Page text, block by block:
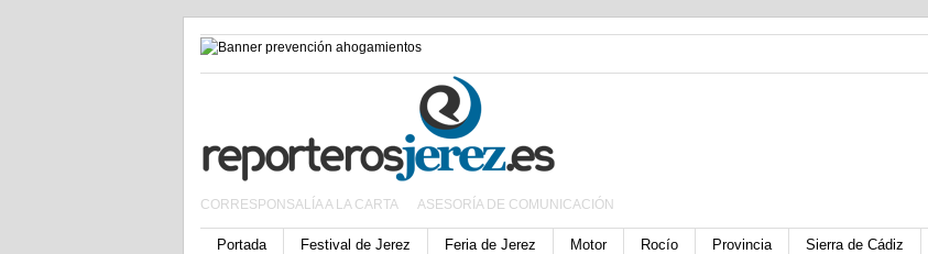
CORRESPONSALÍA A LA CARTA ASESORÍA DE COMUNICACIÓN
Portada Festival de Jerez Feria de Jerez Motor Rocío Provincia Sierra de Cádiz